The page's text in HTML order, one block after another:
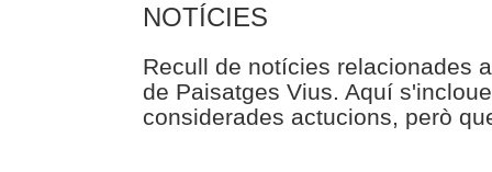
NOTÍCIES
Recull de notícies relacionades
de Paisatges Vius. Aquí
considerades actucions, però